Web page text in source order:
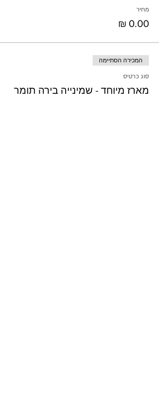
מחיר
המכירה הסתיימה
סוג כרטיס
מארז מיוחד - שמינייה בירה תומר